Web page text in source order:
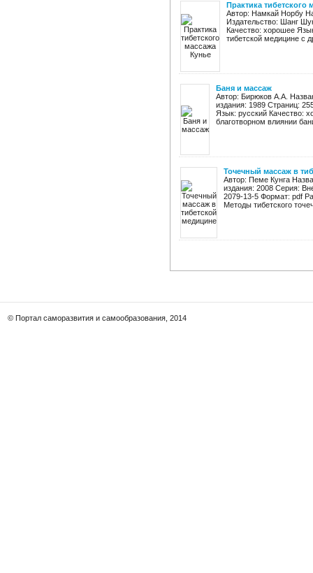
Практика тибетского
Автор: Намкай Норбу
Издательство: Шанг
Качество: хорошее
тибетской медицине с
Баня и массаж
Автор: Бирюков А.А.
издания: 1989 Страниц:
Язык: русский Качество:
благотворном влиянии
Точечный массаж в
Автор: Пеме Кунга
издания: 2008 Серия:
2079-13-5 Формат: pdf
Методы тибетского
© Портал саморазвития и самообразования, 2014